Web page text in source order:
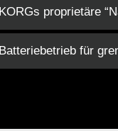
KORGs proprietäre
Batteriebetrieb für